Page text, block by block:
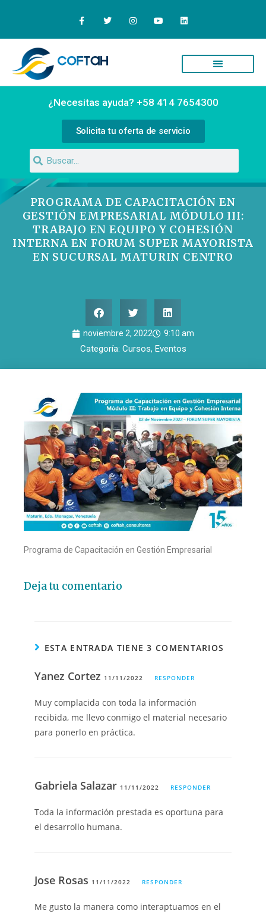
¿Necesitas ayuda? +58 414 7654300
Solicita tu oferta de servicio
PROGRAMA DE CAPACITACIÓN EN
GESTIÓN EMPRESARIAL MÓDULO III:
TRABAJO EN EQUIPO Y COHESIÓN
INTERNA EN FORUM SUPER MAYORISTA
EN SUCURSAL MATURIN CENTRO
noviembre 2, 2022 9:10 am
Categoría: Cursos, Eventos
Programa de Capacitación en Gestión Empresarial
Deja tu comentario
ESTA ENTRADA TIENE 3 COMENTARIOS
Yanez Cortez 11/11/2022 RESPONDER
Muy complacida con toda la información
recibida, me llevo conmigo el material necesario
para ponerlo en práctica.
Gabriela Salazar 11/11/2022 RESPONDER
Toda la información prestada es oportuna para
el desarrollo humana.
Jose Rosas 11/11/2022 RESPONDER
Me gusto la manera como interaptuamos en el